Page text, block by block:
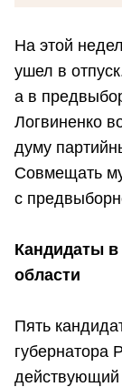
На этой
ушел в
а в
Логвиненко
думу
Совмещать
с
Кандидаты в
области
Пять
губернатора
действующий